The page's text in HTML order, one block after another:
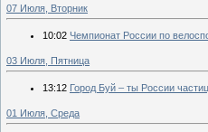
07 Июля, Вторник
10:02 Чемпионат России по
03 Июля, Пятница
13:12 Город Буй – ты России
01 Июля, Среда